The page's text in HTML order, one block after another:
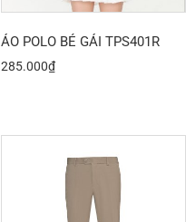
ÁO POLO BÉ GÁI TPS401R
285.000₫